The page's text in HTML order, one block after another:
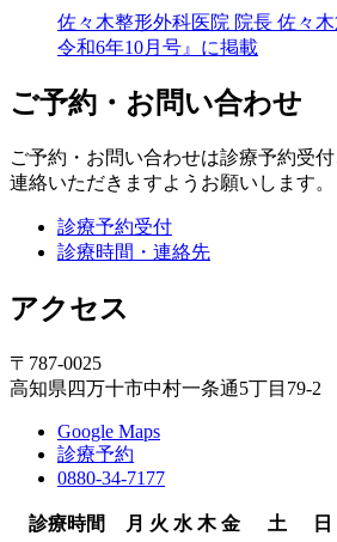
佐々木整形外科医院 院長 佐々
令和6年10月号』に掲載
ご予約・お問い合わせ
ご予約・お問い合わせは診療予約受
連絡いただきますようお願いします。
診療予約受付
診療時間・連絡先
アクセス
〒787-0025
高知県四万十市中村一条通5丁目79-2
Google Maps
診療予約
0880-34-7177
診療時間 月 火 水 木 金 土
日